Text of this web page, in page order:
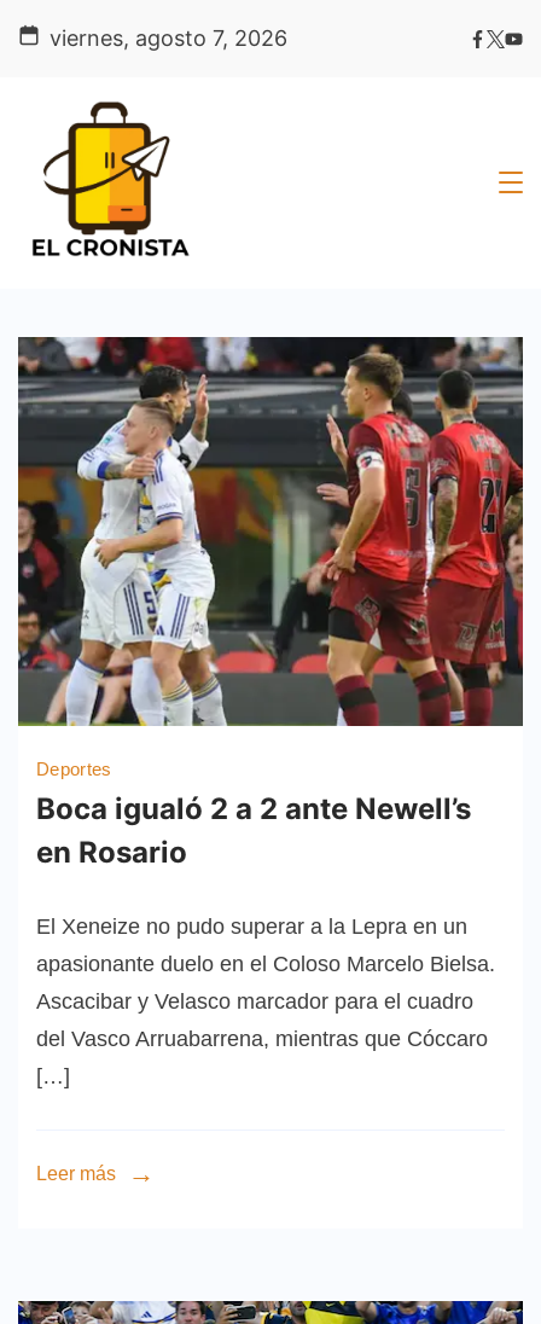
viernes, agosto 7, 2026
Deportes
Boca igualó 2 a 2 ante Newell’s
en Rosario
El Xeneize no pudo superar a la Lepra en un
apasionante duelo en el Coloso Marcelo Bielsa.
Ascacibar y Velasco marcador para el cuadro
del Vasco Arruabarrena, mientras que Cóccaro
[…]
Leer más